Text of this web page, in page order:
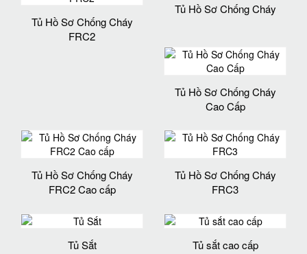
Tủ Hồ Sơ Chống Cháy
FRC2
Tủ Hồ Sơ Chống Cháy
Tủ Hồ Sơ Chống Cháy
Cao Cấp
Tủ Hồ Sơ Chống Cháy
FRC2 Cao cấp
Tủ Hồ Sơ Chống Cháy
FRC3
Tủ Sắt Tủ sắt cao cấp